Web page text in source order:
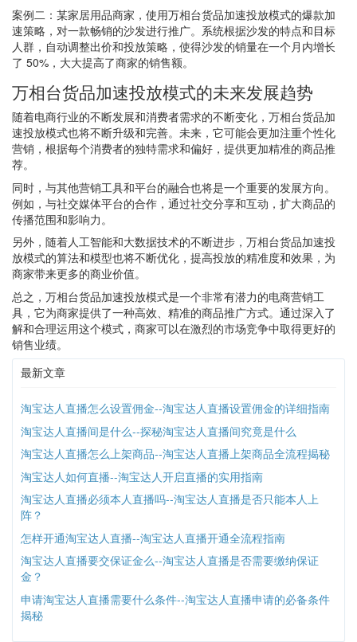
案例二：某家居用品商家，使用万相台货品加速投放模式的爆款加
速策略，对一款畅销的沙发进行推广。系统根据沙发的特点和目标
人群，自动调整出价和投放策略，使得沙发的销量在一个月内增长
了 50%，大大提高了商家的销售额。
万相台货品加速投放模式的未来发展趋势
随着电商行业的不断发展和消费者需求的不断变化，万相台货品加
速投放模式也将不断升级和完善。未来，它可能会更加注重个性化
营销，根据每个消费者的独特需求和偏好，提供更加精准的商品推
荐。
同时，与其他营销工具和平台的融合也将是一个重要的发展方向。
例如，与社交媒体平台的合作，通过社交分享和互动，扩大商品的
传播范围和影响力。
另外，随着人工智能和大数据技术的不断进步，万相台货品加速投
放模式的算法和模型也将不断优化，提高投放的精准度和效果，为
商家带来更多的商业价值。
总之，万相台货品加速投放模式是一个非常有潜力的电商营销工
具，它为商家提供了一种高效、精准的商品推广方式。通过深入了
解和合理运用这个模式，商家可以在激烈的市场竞争中取得更好的
销售业绩。
最新文章
淘宝达人直播怎么设置佣金--淘宝达人直播设置佣金的详细指南
淘宝达人直播间是什么--探秘淘宝达人直播间究竟是什么
淘宝达人直播怎么上架商品--淘宝达人直播上架商品全流程揭秘
淘宝达人如何直播--淘宝达人开启直播的实用指南
淘宝达人直播必须本人直播吗--淘宝达人直播是否只能本人上
阵？
怎样开通淘宝达人直播--淘宝达人直播开通全流程指南
淘宝达人直播要交保证金么--淘宝达人直播是否需要缴纳保证
金？
申请淘宝达人直播需要什么条件--淘宝达人直播申请的必备条件
揭秘